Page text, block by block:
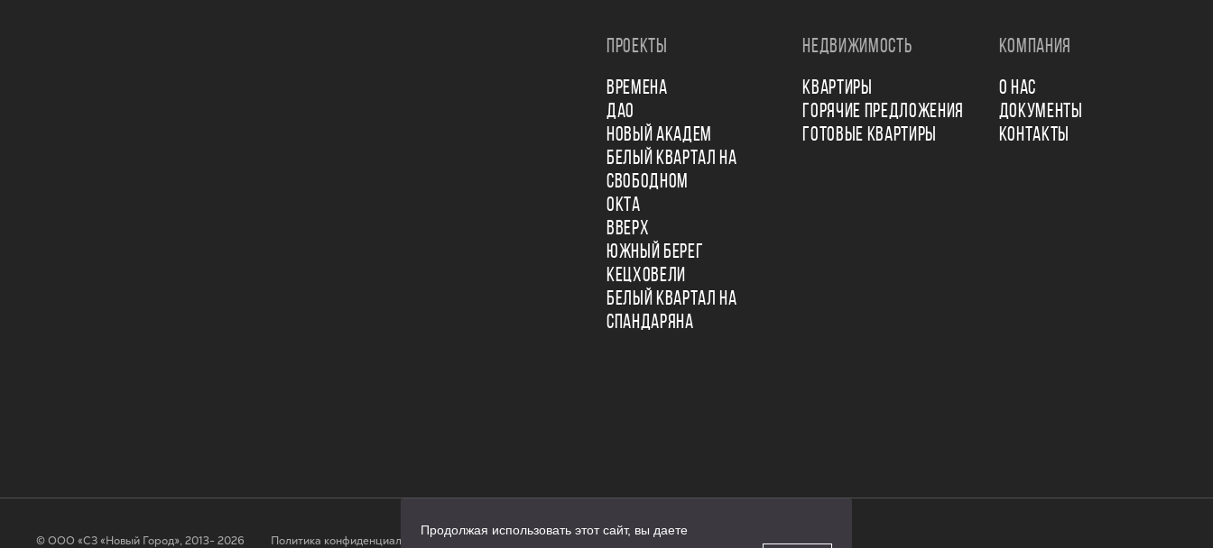
ПРОЕКТЫ
ВРЕМЕНА
ДАО
НОВЫЙ АКАДЕМ
БЕЛЫЙ КВАРТАЛ НА
СВОБОДНОМ
ОКТА
ВВЕРХ
ЮЖНЫЙ БЕРЕГ
КЕЦХОВЕЛИ
БЕЛЫЙ КВАРТАЛ НА
СПАНДАРЯНА
НЕДВИЖИМОСТЬ
КВАРТИРЫ
ГОРЯЧИЕ ПРЕДЛОЖЕНИЯ
ГОТОВЫЕ КВАРТИРЫ
КОМПАНИЯ
О НАС
ДОКУМЕНТЫ
КОНТАКТЫ
© ООО «СЗ «Новый Город», 2013- 2026
Политика конфиденциальности
Продолжая использовать этот сайт, вы даете